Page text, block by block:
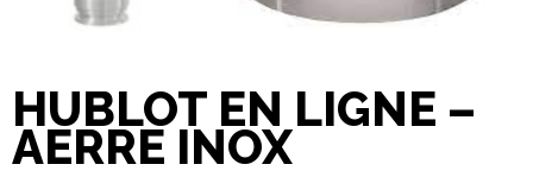
HUBLOT EN LIGNE –
AERRE INOX